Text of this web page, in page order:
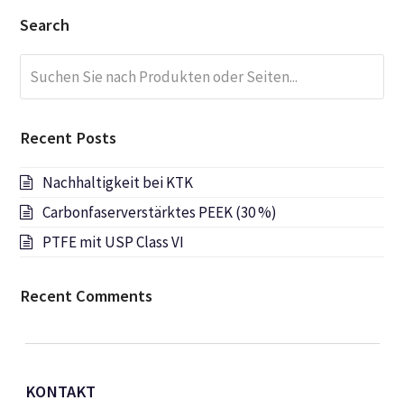
Search
Sie
nach
oder
Recent Posts
Nachhaltigkeit bei KTK
Carbonfaserverstärktes PEEK (30 %)
PTFE mit USP Class VI
Recent Comments
KONTAKT